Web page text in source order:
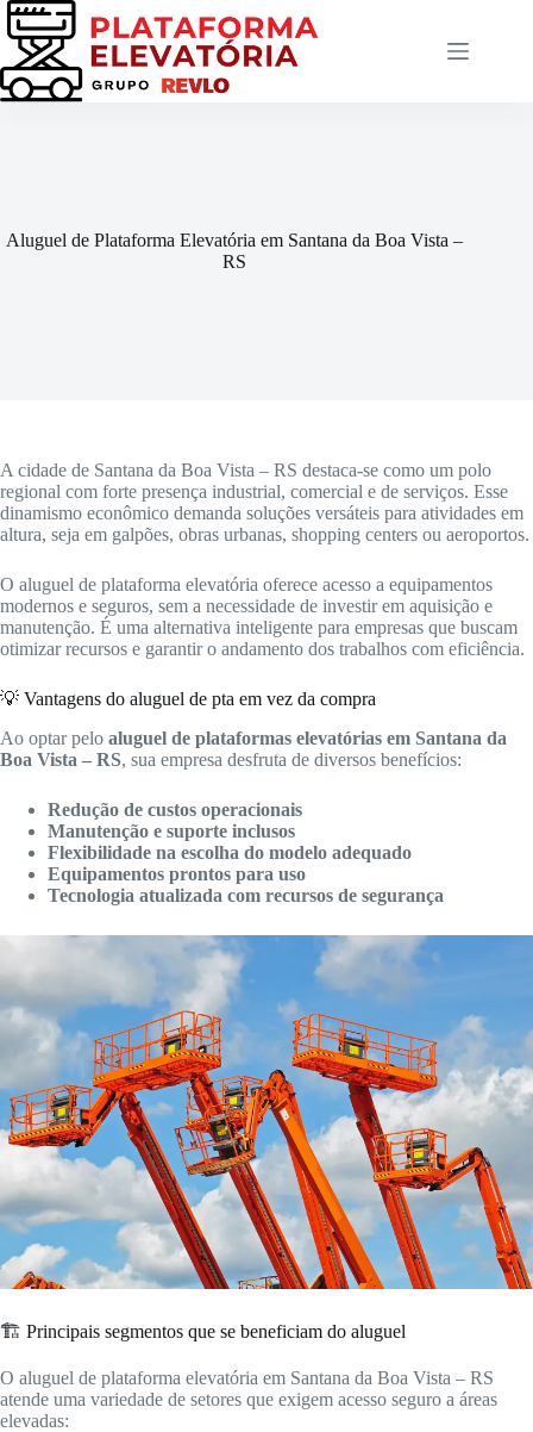
Pular
para
conteúdo
Aluguel de Plataforma Elevatória em Santana da Boa Vista –
RS
A cidade de Santana da Boa Vista – RS destaca-se como um polo
regional com forte presença industrial, comercial e de serviços. Esse
dinamismo econômico demanda soluções versáteis para atividades em
altura, seja em galpões, obras urbanas, shopping centers ou aeroportos.
O aluguel de plataforma elevatória oferece acesso a equipamentos
modernos e seguros, sem a necessidade de investir em aquisição e
manutenção. É uma alternativa inteligente para empresas que buscam
otimizar recursos e garantir o andamento dos trabalhos com eficiência.
💡 Vantagens do aluguel de pta em vez da compra
Ao optar pelo aluguel de plataformas elevatórias em Santana da
Boa Vista – RS, sua empresa desfruta de diversos benefícios:
Redução de custos operacionais
Manutenção e suporte inclusos
Flexibilidade na escolha do modelo adequado
Equipamentos prontos para uso
Tecnologia atualizada com recursos de segurança
🏗️ Principais segmentos que se beneficiam do aluguel
O aluguel de plataforma elevatória em Santana da Boa Vista – RS
atende uma variedade de setores que exigem acesso seguro a áreas
elevadas: